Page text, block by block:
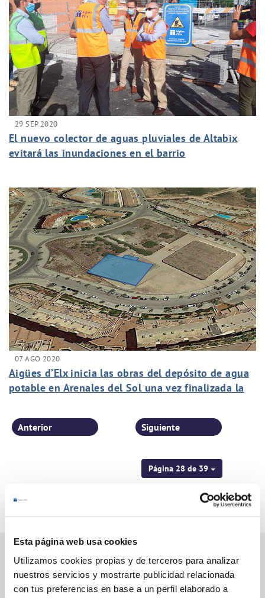
Esta página web usa cookies
Utilizamos cookies propias y de terceros para analizar
nuestros servicios y mostrarte publicidad relacionada
con tus preferencias en base a un perfil elaborado a
29 SEP 2020
El nuevo colector de aguas pluviales de Altabix
evitará las inundaciones en el barrio
07 AGO 2020
Aigües d’Elx inicia las obras del depósito de agua
potable en Arenales del Sol una vez finalizada la
Página 28 de 39
Anterior Siguiente
Gestiones Online